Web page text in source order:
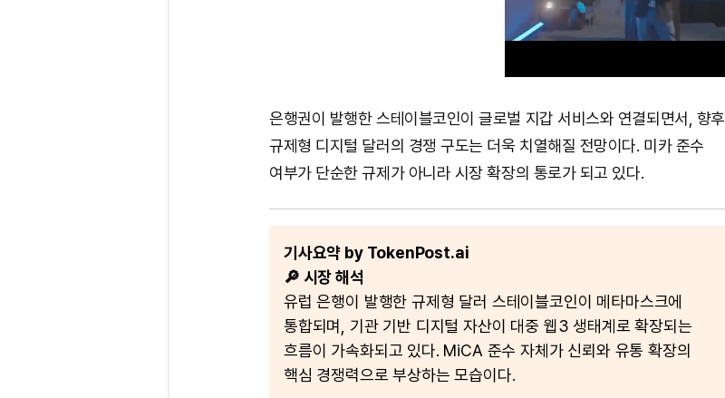
은행권이 발행한 스테이블코인이 글로벌 지갑 서비스와 연결되면서, 향후
규제형 디지털 달러의 경쟁 구도는 더욱 치열해질 전망이다. 미카 준수
여부가 단순한 규제가 아니라 시장 확장의 통로가 되고 있다.
기사요약 by TokenPost.ai
🔎 시장 해석
유럽 은행이 발행한 규제형 달러 스테이블코인이 메타마스크에
통합되며, 기관 기반 디지털 자산이 대중 웹3 생태계로 확장되는
흐름이 가속화되고 있다. MiCA 준수 자체가 신뢰와 유통 확장의
핵심 경쟁력으로 부상하는 모습이다.